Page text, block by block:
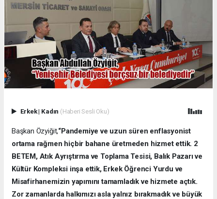
Erkek| Kadın (Haberi Sesli Oku)
Başkan Özyiğit,“Pandemiye ve uzun süren enflasyonist
ortama rağmen hiçbir bahane üretmeden hizmet ettik. 2
BETEM, Atık Ayrıştırma ve Toplama Tesisi, Balık Pazarı ve
Kültür Kompleksi inşa ettik, Erkek Öğrenci Yurdu ve
Misafirhanemizin yapımını tamamladık ve hizmete açtık.
Zor zamanlarda halkımızı asla yalnız bırakmadık ve büyük